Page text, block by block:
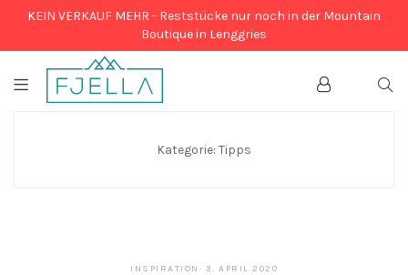
KEIN VERKAUF MEHR - Reststücke nur noch in der Mountain
Boutique in Lenggries
Account
Kategorie: Tipps
INSPIRATION · 3. APRIL 2020